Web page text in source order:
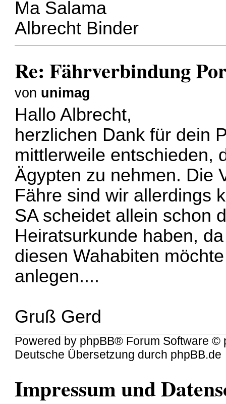
Ma Salama
Albrecht Binder
Re: Fährverbindung
von unimag
Hallo Albrecht,
herzlichen Dank für dein
mittlerweile entschieden,
Ägypten zu nehmen. Die
Fähre sind wir allerdings
SA scheidet allein schon
Heiratsurkunde haben,
diesen Wahabiten
anlegen....
Gruß Gerd
Powered by phpBB® Forum Software ©
Deutsche Übersetzung durch phpBB.de
Impressum und